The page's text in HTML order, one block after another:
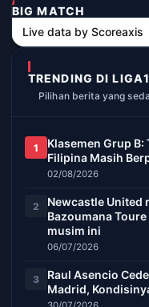
BIG MATCH
Live data by Scoreaxis
TRENDING DI
Pilihan berita yang
1
Klasemen Grup
Filipina Masih
02/08/2026
2
Newcastle United
Bazoumana
musim ini
06/07/2026
3
Raul Asencio
Madrid,